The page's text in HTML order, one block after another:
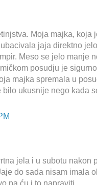
Moja majka, koja
jaja direktno
Meso se jelo manje
posudju je
majka spremala u
bilo ukusnije nego kada
jela i u subotu nakon
do sada nisam imala